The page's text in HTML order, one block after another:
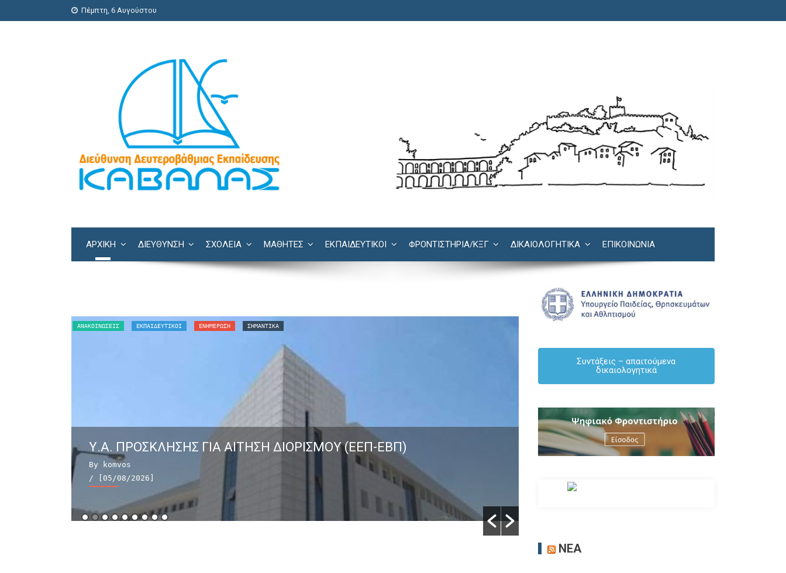
Πέμπτη, 6 Αυγούστου
ΑΡΧΙΚΗ ΔΙΕΎΘΥΝΣΗ ΣΧΟΛΕΊΑ ΜΑΘΗΤΕΣ ΕΚΠΑΙΔΕΥΤΙΚΟΙ ΦΡΟΝΤΙΣΤΉΡΙΑ/KΞΓ ΔΙΚΑΙΟΛΟΓΗΤΙΚΆ ΕΠΙΚΟΙΝΩΝΊΑ
ΑΝΑΚΟΙΝΏΣΕΙΣ ΕΚΠΑΙΔΕΥΤΙΚΟΙ ΕΝΗΜΕΡΩΣΗ ΣΗΜΑΝΤΙΚΆ
Υ.Α. ΠΡΟΣΚΛΗΣΗΣ ΓΙΑ ΑΙΤΗΣΗ ΔΙΟΡΙΣΜΟΥ (ΕΕΠ-ΕΒΠ)
By komvos
/ [05/08/2026]
ΠΡΟΣΟΧΗ – ΑΝΑΚΟΙΝΟΠΟΙΗΣΗ – Πίνακες
By Δημήτριος Κουκουλάκης
Συντάξεις – απαιτούμενα
δικαιολογητικά
ΝΈΑ